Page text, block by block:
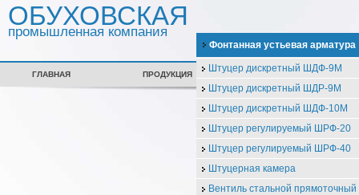
ОБУХОВСКАЯ
промышленная компания
ГЛАВНАЯ ПРОДУКЦИЯ СЕРТИФИКАТЫ
Фонтанная устьевая арматура
Штуцер дискретный ШДФ-9М
Штуцер дискретный ШДР-9М
Штуцер дискретный ШДФ-10М
Штуцер регулируемый ШРФ-20
Штуцер регулируемый ШРФ-40
Штуцерная камера
Вентиль стальной